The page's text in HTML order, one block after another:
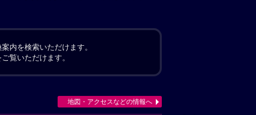
内を検索いただけます。
覧いただけます。
地図・アクセスなどの情報へ